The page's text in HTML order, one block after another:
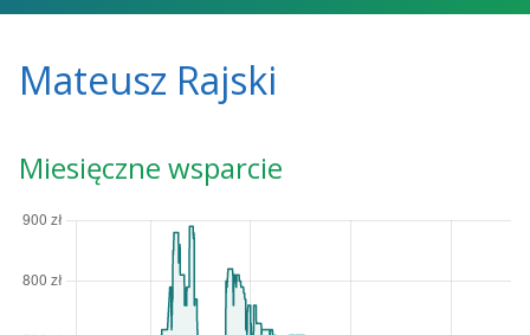
Mateusz Rajski
Miesięczne wsparcie